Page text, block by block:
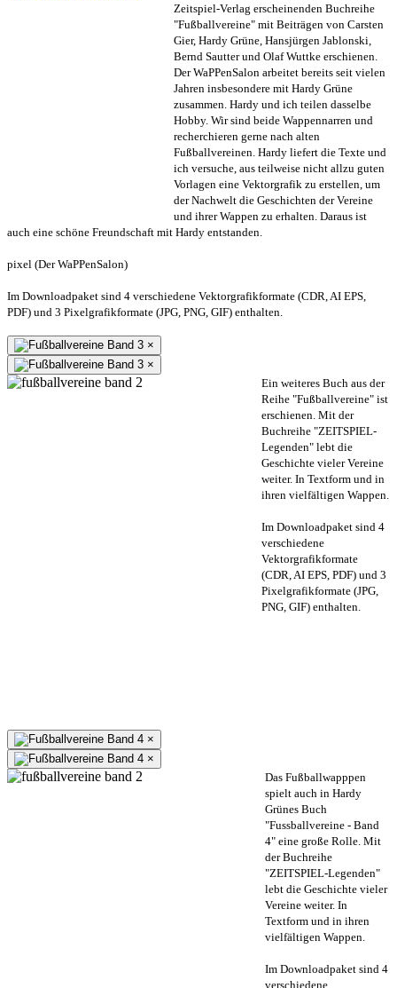
Zeitspiel-Verlag erscheinenden Buchreihe
"Fußballvereine" mit Beiträgen von Carsten
Gier, Hardy Grüne, Hansjürgen Jablonski,
Bernd Sautter und Olaf Wuttke erschienen.
Der WaPPenSalon arbeitet bereits seit vielen
Jahren insbesondere mit Hardy Grüne
zusammen. Hardy und ich teilen dasselbe
Hobby. Wir sind beide Wappennarren und
recherchieren gerne nach alten
Fußballvereinen. Hardy liefert die Texte und
ich versuche, aus teilweise nicht allzu guten
Vorlagen eine Vektorgrafik zu erstellen, um
der Nachwelt die Geschichten der Vereine
und ihrer Wappen zu erhalten. Daraus ist
auch eine schöne Freundschaft mit Hardy entstanden.
pixel (Der WaPPenSalon)
Im Downloadpaket sind 4 verschiedene Vektorgrafikformate (CDR, AI EPS,
PDF) und 3 Pixelgrafikformate (JPG, PNG, GIF) enthalten.
×
×
Ein weiteres Buch aus der
Reihe "Fußballvereine" ist
erschienen. Mit der
Buchreihe "ZEITSPIEL-
Legenden" lebt die
Geschichte vieler Vereine
weiter. In Textform und in
ihren vielfältigen Wappen.
Im Downloadpaket sind 4
verschiedene
Vektorgrafikformate
(CDR, AI EPS, PDF) und 3
Pixelgrafikformate (JPG,
PNG, GIF) enthalten.
×
×
Das Fußballwapppen
spielt auch in Hardy
Grünes Buch
"Fussballvereine - Band
4" eine große Rolle. Mit
der Buchreihe
"ZEITSPIEL-Legenden"
lebt die Geschichte vieler
Vereine weiter. In
Textform und in ihren
vielfältigen Wappen.
Im Downloadpaket sind 4
verschiedene